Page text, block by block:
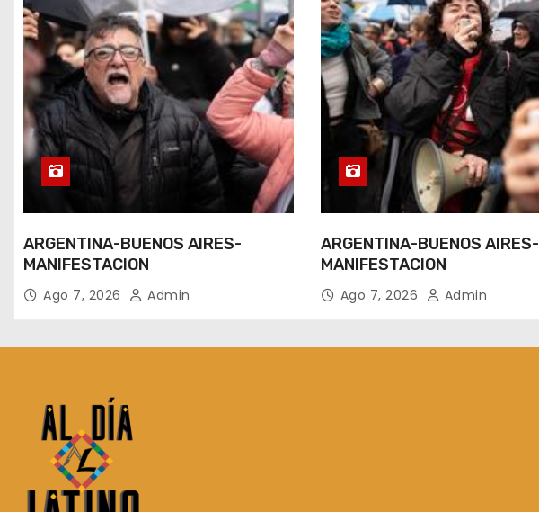
ARGENTINA-BUENOS AIRES-
MANIFESTACION
Ago 7, 2026 Admin
ARGENTINA-BUENOS AIRES-
MANIFESTACION
Ago 7, 2026 Admin